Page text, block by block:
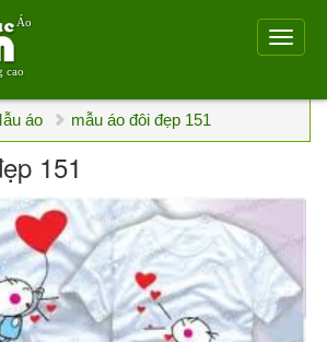
Áo
cao
áo mẫu áo đôi đẹp 151
151